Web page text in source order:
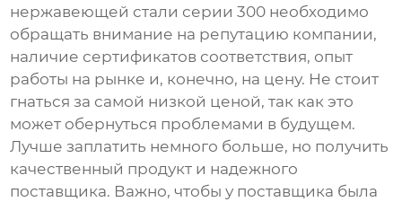
нержавеющей стали серии 300 необходимо
обращать внимание на репутацию компании,
наличие сертификатов соответствия, опыт
работы на рынке и, конечно, на цену. Не стоит
гнаться за самой низкой ценой, так как это
может обернуться проблемами в будущем.
Лучше заплатить немного больше, но получить
качественный продукт и надежного
поставщика. Важно, чтобы у поставщика была